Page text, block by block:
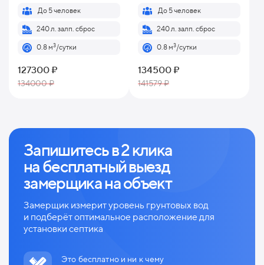
До 5 человек
240 л. залп. сброс
0.8 м3/сутки
127300 ₽
134000 ₽
До 5 человек
240 л. залп. сброс
0.8 м3/сутки
134500 ₽
141579 ₽
Запишитесь в 2 клика
набесплатный выезд
замерщика на объект
Замерщик измерит уровень грунтовых вод
и подберёт оптимальное расположение для
установки септика
Это бесплатно и ни к чему